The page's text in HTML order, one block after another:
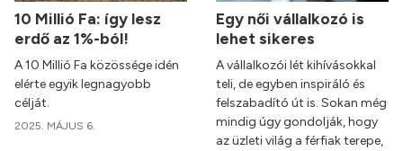
10 Millió Fa: így lesz
erdő az 1%-ból!
A 10 Millió Fa közössége idén
elérte egyik legnagyobb
célját.
2025. MÁJUS 6.
Egy női vállalkozó is
lehet sikeres
A vállalkozói lét kihívásokkal
teli, de egyben inspiráló és
felszabadító út is. Sokan még
mindig úgy gondolják, hogy
az üzleti világ a férfiak terepe,